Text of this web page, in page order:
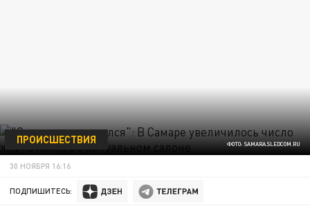
ФОТО: SAMARA.SLEDCOM.RU
ПРОИСШЕСТВИЯ
30 НОЯБРЯ 16:16
ПОДПИШИТЕСЬ: